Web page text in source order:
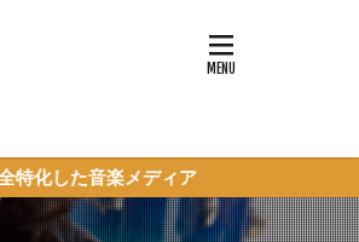
し込み
加申し込み
合わせ
ディア